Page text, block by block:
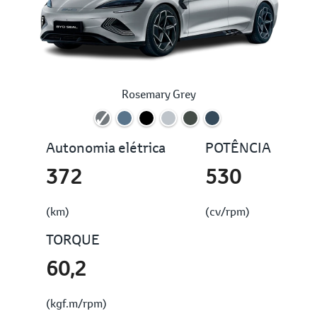
Rosemary Grey
Autonomia elétrica
372
(km)
POTÊNCIA
530
(cv/rpm)
TORQUE
60,2
(kgf.m/rpm)